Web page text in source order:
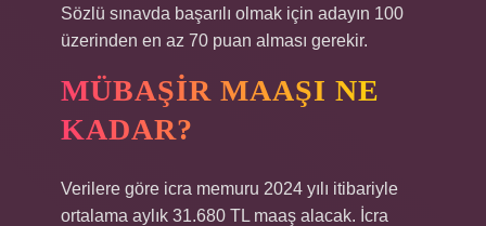
Sözlü sınavda başarılı olmak için adayın 100
üzerinden en az 70 puan alması gerekir.
MÜBAŞIR MAAŞI NE
KADAR?
Verilere göre icra memuru 2024 yılı itibariyle
ortalama aylık 31.680 TL maaş alacak. İcra